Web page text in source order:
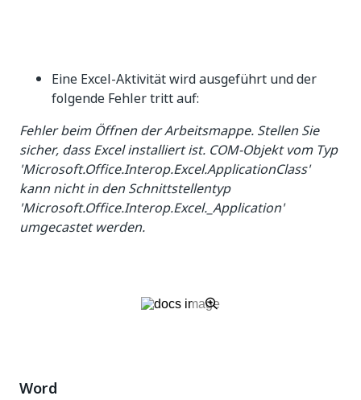
Eine Excel-Aktivität wird ausgeführt und der
folgende Fehler tritt auf:
Fehler beim Öffnen der Arbeitsmappe. Stellen Sie
sicher, dass Excel installiert ist. COM-Objekt vom Typ
'Microsoft.Office.Interop.Excel.ApplicationClass'
kann nicht in den Schnittstellentyp
'Microsoft.Office.Interop.Excel._Application'
umgecastet werden.
Word